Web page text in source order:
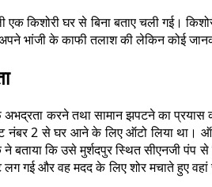
किशोरी घर से बिना बताए चली गई।
भांजी के काफी तलाश की लेकिन कोई
करने तथा सामान झपटने का प्रयास
नंबर 2 से घर आने के लिए ऑटो लिया
बताया कि उसे मुर्शदपुर स्थित सीएनजी
गई और वह मदद के लिए शोर मचाते हुए